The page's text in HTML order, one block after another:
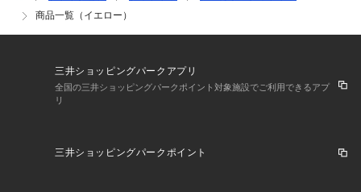
商品一覧（イエロー）
三井ショッピングパークアプリ
全国の三井ショッピングパークポイント対象施設でご利用できるアプ
リ
三井ショッピングパークポイント